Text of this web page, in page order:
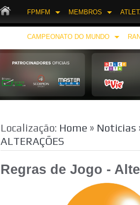
FPMFM MEMBROS
CAMPEONATO DO MUNDO
Localização: Home » Noticias
ALTERAÇÕES
Regras de Jogo -